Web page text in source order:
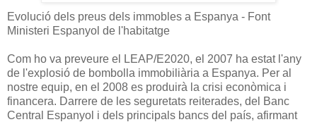
Evolució dels preus dels immobles a Espanya - Font
Ministeri Espanyol de l'habitatge
Com ho va preveure el LEAP/E2020, el 2007 ha estat l'any
de l'explosió de bombolla immobiliària a Espanya. Per al
nostre equip, en el 2008 es produirà la crisi econòmica i
financera. Darrere de les seguretats reiterades, del Banc
Central Espanyol i dels principals bancs del país, afirmant